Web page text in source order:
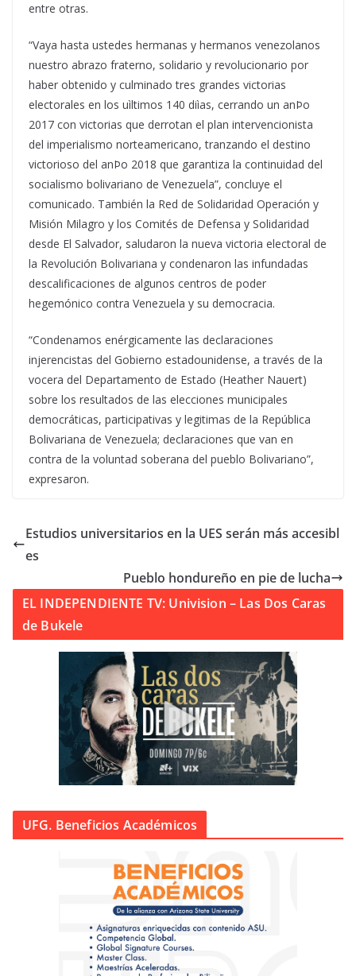
entre otras.
“Vaya hasta ustedes hermanas y hermanos venezolanos
nuestro abrazo fraterno, solidario y revolucionario por
haber obtenido y culminado tres grandes victorias
electorales en los uìltimos 140 diìas, cerrando un anÞo
2017 con victorias que derrotan el plan intervencionista
del imperialismo norteamericano, tranzando el destino
victorioso del anÞo 2018 que garantiza la continuidad del
socialismo bolivariano de Venezuela”, concluye el
comunicado. También la Red de Solidaridad Operación y
Misión Milagro y los Comités de Defensa y Solidaridad
desde El Salvador, saludaron la nueva victoria electoral de
la Revolución Bolivariana y condenaron las infundadas
descalificaciones de algunos centros de poder
hegemónico contra Venezuela y su democracia.
“Condenamos enérgicamente las declaraciones
injerencistas del Gobierno estadounidense, a través de la
vocera del Departamento de Estado (Heather Nauert)
sobre los resultados de las elecciones municipales
democráticas, participativas y legitimas de la República
Bolivariana de Venezuela; declaraciones que van en
contra de la voluntad soberana del pueblo Bolivariano”,
expresaron.
Estudios universitarios en la UES serán más accesibl
es
Pueblo hondureño en pie de lucha
EL INDEPENDIENTE TV: Univision – Las Dos Caras
de Bukele
UFG. Beneficios Académicos